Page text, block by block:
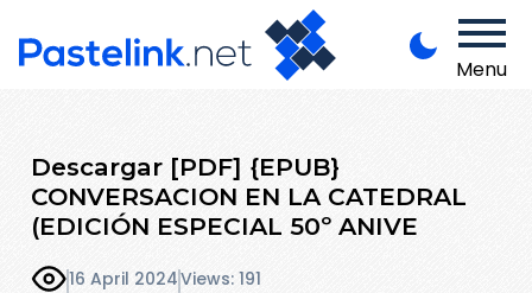
Menu
Descargar [PDF] {EPUB}
CONVERSACION EN LA CATEDRAL
(EDICIÓN ESPECIAL 50º ANIVE
16 April 2024Views: 191